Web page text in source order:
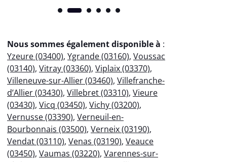
Nous sommes également disponible à :
Yzeure (03400), Ygrande (03160), Voussac
(03140), Vitray (03360), Viplaix (03370),
Villeneuve-sur-Allier (03460), Villefranche-
d’Allier (03430), Villebret (03310), Vieure
(03430), Vicq (03450), Vichy (03200),
Vernusse (03390), Verneuil-en-
Bourbonnais (03500), Verneix (03190),
Vendat (03110), Venas (03190), Veauce
(03450), Vaumas (03220), Varennes-sur-